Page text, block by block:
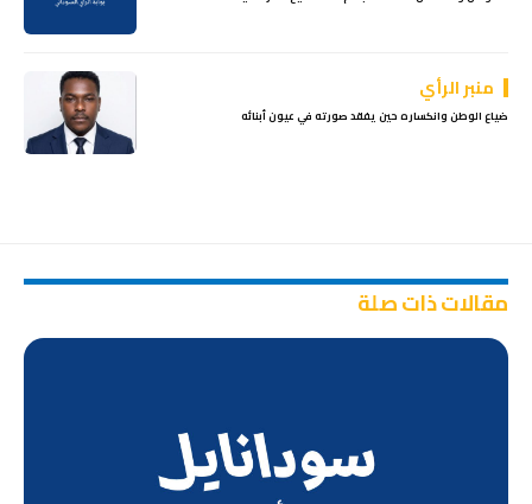
منبر الرأي
ضياع الوطن وانكساره حين يفقد صورته في عيون أبنائه
مقالات ذات صلة